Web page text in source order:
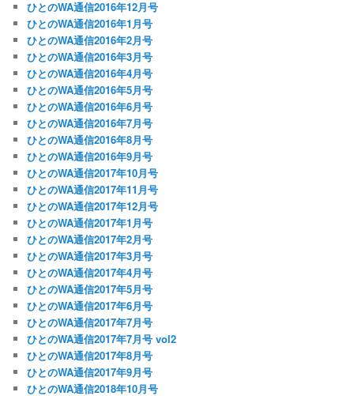
ひとのWA通信2016年12月号
ひとのWA通信2016年1月号
ひとのWA通信2016年2月号
ひとのWA通信2016年3月号
ひとのWA通信2016年4月号
ひとのWA通信2016年5月号
ひとのWA通信2016年6月号
ひとのWA通信2016年7月号
ひとのWA通信2016年8月号
ひとのWA通信2016年9月号
ひとのWA通信2017年10月号
ひとのWA通信2017年11月号
ひとのWA通信2017年12月号
ひとのWA通信2017年1月号
ひとのWA通信2017年2月号
ひとのWA通信2017年3月号
ひとのWA通信2017年4月号
ひとのWA通信2017年5月号
ひとのWA通信2017年6月号
ひとのWA通信2017年7月号
ひとのWA通信2017年7月号 vol2
ひとのWA通信2017年8月号
ひとのWA通信2017年9月号
ひとのWA通信2018年10月号